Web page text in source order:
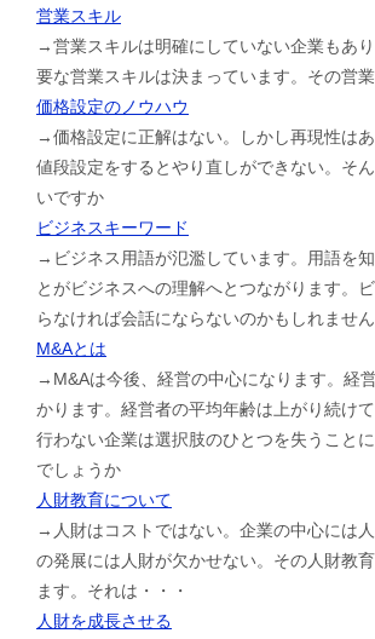
営業スキル
→営業スキルは明確にしていない企業もあ
要な営業スキルは決まっています。その営
価格設定のノウハウ
→価格設定に正解はない。しかし再現性は
値段設定をするとやり直しができない。そ
いですか
ビジネスキーワード
→ビジネス用語が氾濫しています。用語を
とがビジネスへの理解へとつながります。
らなければ会話にならないのかもしれません
M&Aとは
→M&Aは今後、経営の中心になります。経
かります。経営者の平均年齢は上がり続け
行わない企業は選択肢のひとつを失うこと
でしょうか
人財教育について
→人財はコストではない。企業の中心には
の発展には人財が欠かせない。その人財教
ます。それは・・・
人財を成長させる